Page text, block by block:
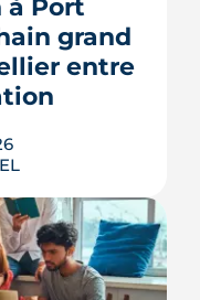
à Port
grand
entre